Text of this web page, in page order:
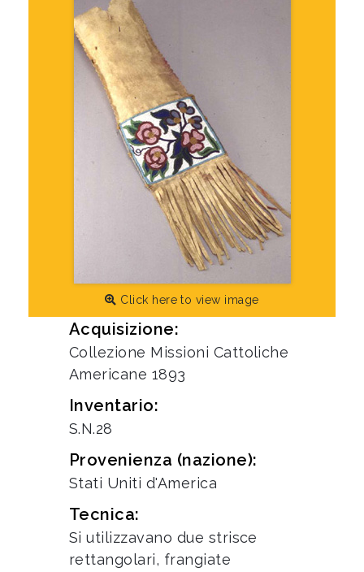
Click here to view image
Acquisizione:
Collezione Missioni Cattoliche
Americane 1893
Inventario:
S.N.28
Provenienza (nazione):
Stati Uniti d'America
Tecnica:
Si utilizzavano due strisce
rettangolari, frangiate